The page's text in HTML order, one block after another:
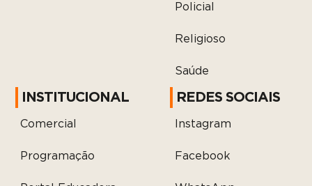
Policial
Religioso
Saúde
INSTITUCIONAL
Comercial
Programação
REDES SOCIAIS
Instagram
Facebook